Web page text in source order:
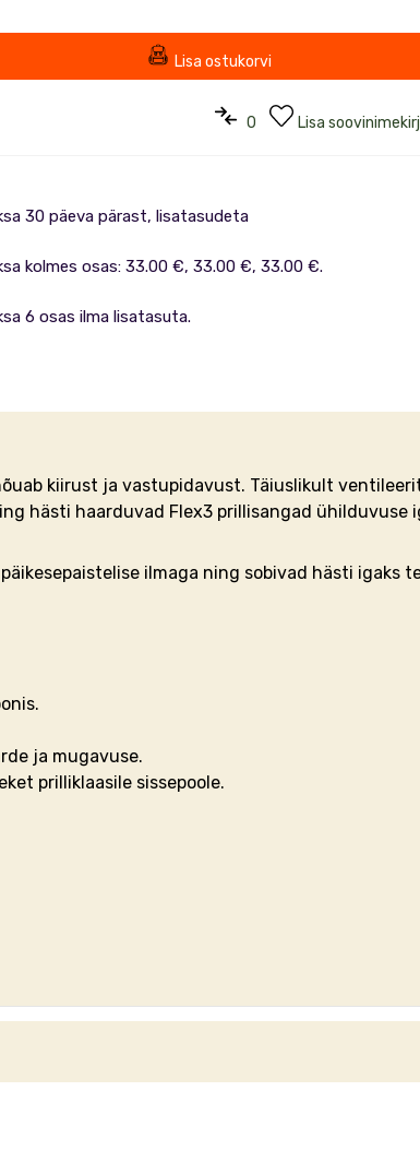
Lisa ostukorvi
0 Lisa
30 päeva pärast, lisatasudeta
kolmes osas: 33.00 €, 33.00 €, 33.00 €.
6 osas ilma lisatasuta.
kiirust ja vastupidavust. Täiuslikult
hästi haarduvad Flex3 prillisangad ühilduvuse
ilmaga ning sobivad hästi igaks
ja mugavuse.
prilliklaasile sissepoole.